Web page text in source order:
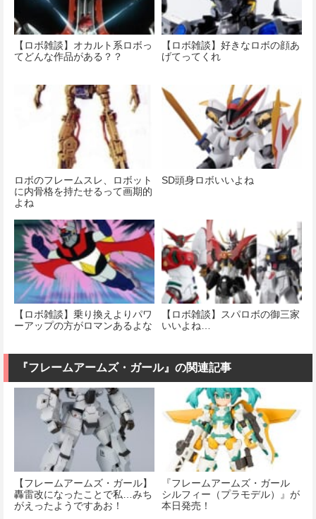
【ロボ雑談】オカルト系ロボっ
てどんな作品がある？？
【ロボ雑談】好きなロボの顔あ
げてってくれ
ロボのフレームスレ、ロボット
に内骨格を持たせるって画期的
よね
SD頭身ロボいいよね
【ロボ雑談】乗り換えよりパワ
ーアップの方がロマンあるよな
【ロボ雑談】スパロボの御三家
いいよね…
『フレームアームズ・ガール』の関連記事
【フレームアームズ・ガール】
轟雷改になったことで私…みち
がえったようですあお！
『フレームアームズ・ガール
シルフィー（プラモデル）』が
本日発売！